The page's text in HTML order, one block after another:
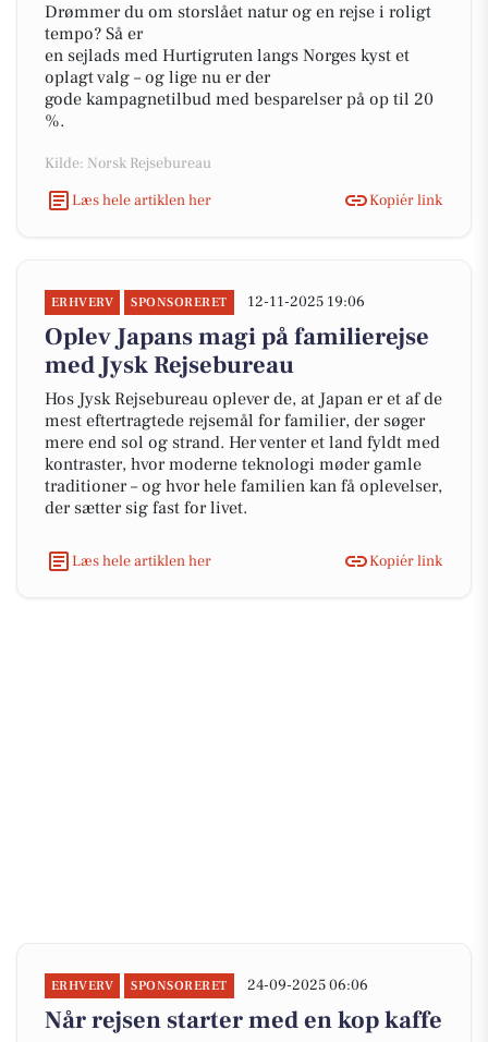
Drømmer du om storslået natur og en rejse i roligt
tempo? Så er
en sejlads med Hurtigruten langs Norges kyst et
oplagt valg – og lige nu er der
gode kampagnetilbud med besparelser på op til 20
%.
Kilde: Norsk Rejsebureau
Læs hele artiklen her
Kopiér link
ERHVERV SPONSORERET 12-11-2025 19:06
Oplev Japans magi på familierejse
med Jysk Rejsebureau
Hos Jysk Rejsebureau oplever de, at Japan er et af de
mest eftertragtede rejsemål for familier, der søger
mere end sol og strand. Her venter et land fyldt med
kontraster, hvor moderne teknologi møder gamle
traditioner – og hvor hele familien kan få oplevelser,
der sætter sig fast for livet.
Læs hele artiklen her Kopiér link
ERHVERV SPONSORERET 24-09-2025 06:06
Når rejsen starter med en kop kaffe